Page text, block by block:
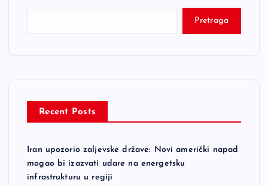
Pretraga
Recent Posts
Iran upozorio zaljevske države: Novi američki napad
mogao bi izazvati udare na energetsku
infrastrukturu u regiji